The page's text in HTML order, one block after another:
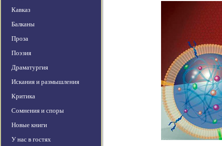
Кавказ
Балканы
Проза
Поэзия
Драматургия
Искания и размышления
Критика
Сомнения и споры
Новые книги
У нас в гостях